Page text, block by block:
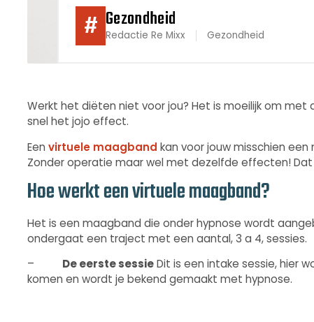
# Gezondheid
Redactie Re Mixx Gezondheid
Werkt het diëten niet voor jou? Het is moeilijk om
snel het jojo effect.
Een virtuele maagband kan voor jouw misschien
Zonder operatie maar wel met dezelfde effecten!
Hoe werkt een virtuele maagband?
Het is een maagband die onder hypnose wordt
ondergaat een traject met een aantal, 3 a 4, sessies.
– De eerste sessieDit is een intake sessie, hier
komen en wordt je bekend gemaakt met hypnose.